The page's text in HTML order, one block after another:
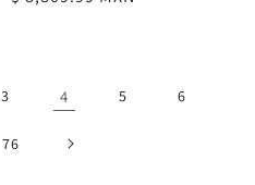
3 4 5 6
76